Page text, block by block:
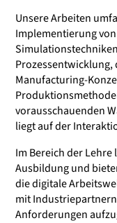
Unsere Arbeiten
Implementierung
Manufacturing-
vorausschauenden
liegt auf der
Im Bereich der
Ausbildung und
die digitale
mit
Anforderungen